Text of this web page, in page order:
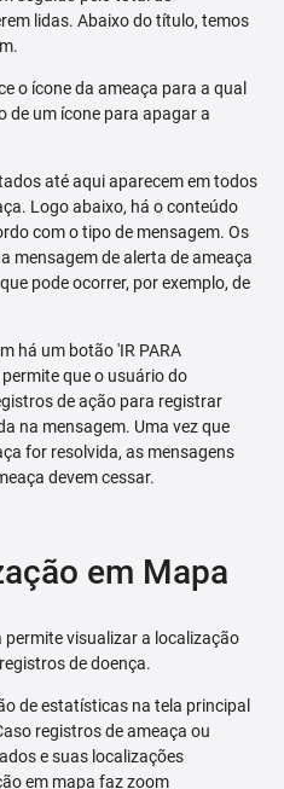
lidas. Abaixo do título, temos
o ícone da ameaça para a qual
de um ícone para apagar a
até aqui aparecem em todos
Logo abaixo, há o conteúdo
com o tipo de mensagem. Os
mensagem de alerta de ameaça
pode ocorrer, por exemplo, de
há um botão 'IR PARA
permite que o usuário do
de ação para registrar
na mensagem. Uma vez que
for resolvida, as mensagens
devem cessar.
em Mapa
visualizar a localização
de doença.
de estatísticas na tela principal
registros de ameaça ou
e suas localizações
em mapa faz zoom